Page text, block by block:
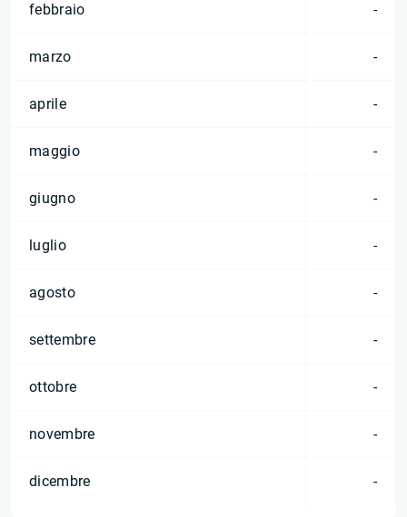
febbraio -
marzo -
aprile -
maggio -
giugno -
luglio -
agosto -
settembre -
ottobre -
novembre -
dicembre -